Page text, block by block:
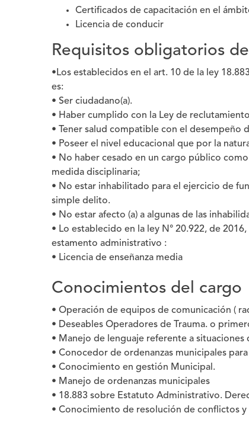
Certificados de capacitación en el
Licencia de conducir
Requisitos obligatorios
•Los establecidos en el art. 10 de la ley
es:
• Ser ciudadano(a).
• Haber cumplido con la Ley de
• Tener salud compatible con el desempeño
• Poseer el nivel educacional que por la
• No haber cesado en un cargo público
medida disciplinaria;
• No estar inhabilitado para el ejercicio de
simple delito.
• No estar afecto (a) a algunas de las
• Lo establecido en la ley N° 20.922, de
estamento administrativo :
• Licencia de enseñanza media
Conocimientos del cargo
• Operación de equipos de comunicación (
• Deseables Operadores de Trauma. o
• Manejo de lenguaje referente a situaciones
• Conocedor de ordenanzas municipales
• Conocimiento en gestión Municipal.
• Manejo de ordenanzas municipales
• 18.883 sobre Estatuto Administrativo.
• Conocimiento de resolución de conflictos